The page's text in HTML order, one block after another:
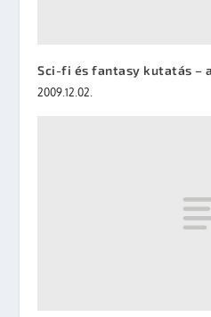
Sci-fi és fantasy kutatás –
2009.12.02.